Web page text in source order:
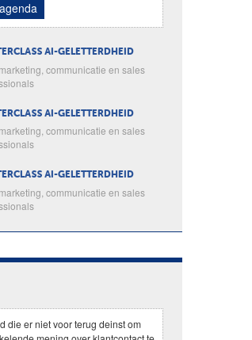
AI-GELETTERDHEID
communicatie en sales
AI-GELETTERDHEID
communicatie en sales
AI-GELETTERDHEID
communicatie en sales
die er niet voor terug deinst om